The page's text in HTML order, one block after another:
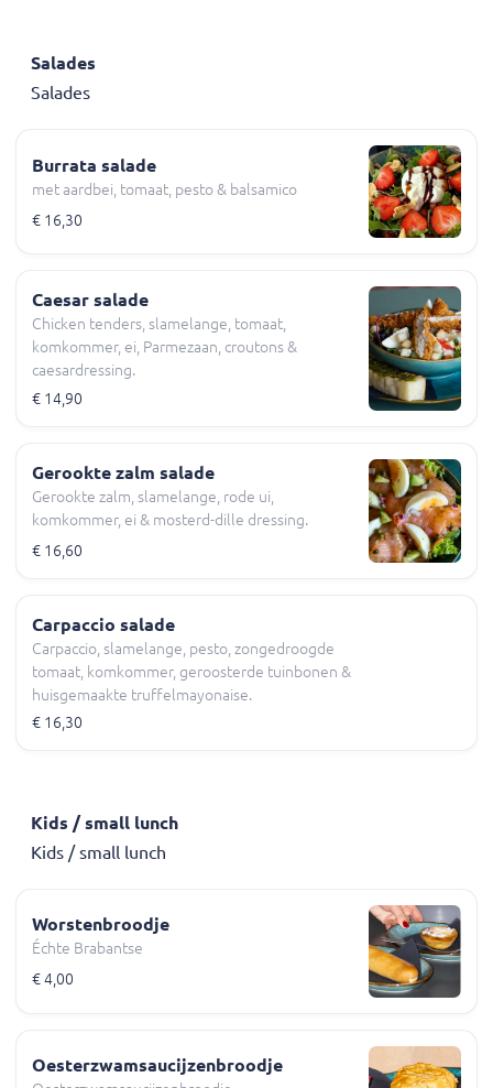
Salades
Salades
Burrata salade
met aardbei, tomaat, pesto & balsamico
€ 16,30
Caesar salade
Chicken tenders, slamelange, tomaat,
komkommer, ei, Parmezaan, croutons &
caesardressing.
€ 14,90
Gerookte zalm salade
Gerookte zalm, slamelange, rode ui,
komkommer, ei & mosterd-dille dressing.
€ 16,60
Carpaccio salade
Carpaccio, slamelange, pesto, zongedroogde
tomaat, komkommer, geroosterde tuinbonen &
huisgemaakte truffelmayonaise.
€ 16,30
Kids / small lunch
Kids / small lunch
Worstenbroodje
Échte Brabantse
€ 4,00
Oesterzwamsaucijzenbroodje